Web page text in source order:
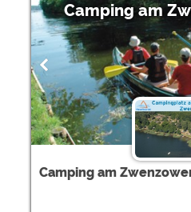
Camping am
Camping am